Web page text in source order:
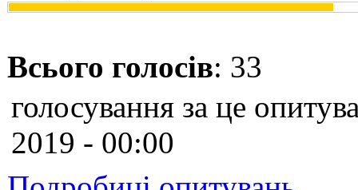
Всього голосів: 33
голосування за це
2019 - 00:00